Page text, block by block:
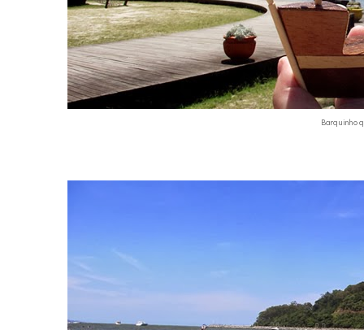
Barquinho